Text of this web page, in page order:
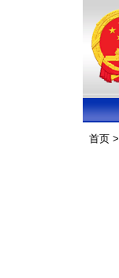
首页 >